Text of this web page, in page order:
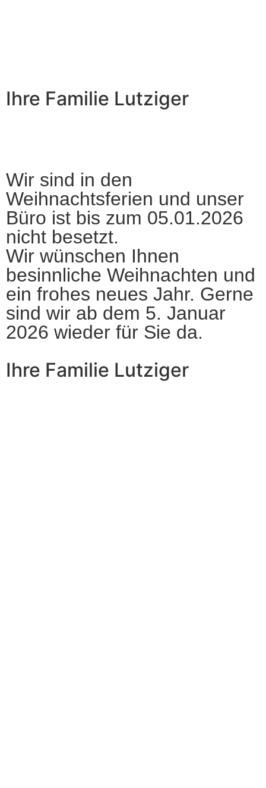
Ihre Familie Lutziger
Wir sind in den
Weihnachtsferien und unser
Büro ist bis zum 05.01.2026
nicht besetzt.
Wir wünschen Ihnen
besinnliche Weihnachten und
ein frohes neues Jahr. Gerne
sind wir ab dem 5. Januar
2026 wieder für Sie da.
Ihre Familie Lutziger